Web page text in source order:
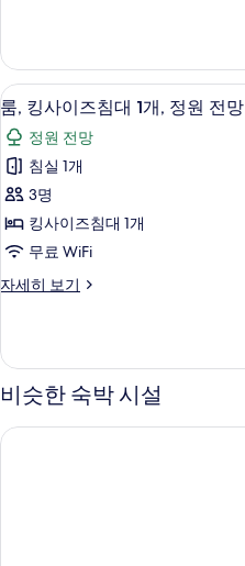
기
정
원
전
망
사
진
모
두
보
블
침
대
2
개,
정
전
망
자
세
히
룸,
킹
사
이
즈
침
대
1
정
원
전
망
11
룸, 킹사이즈침대 1개, 정원 전망
정원 전망
침실 1개
3명
킹사이즈침대 1개
무료 WiFi
자세히 보기
룸,
즈
대
개,
비슷한 숙박 시설
비전 호텔